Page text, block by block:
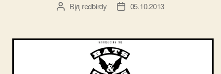
Автор
Від redbirdy
Дата05.10.2013